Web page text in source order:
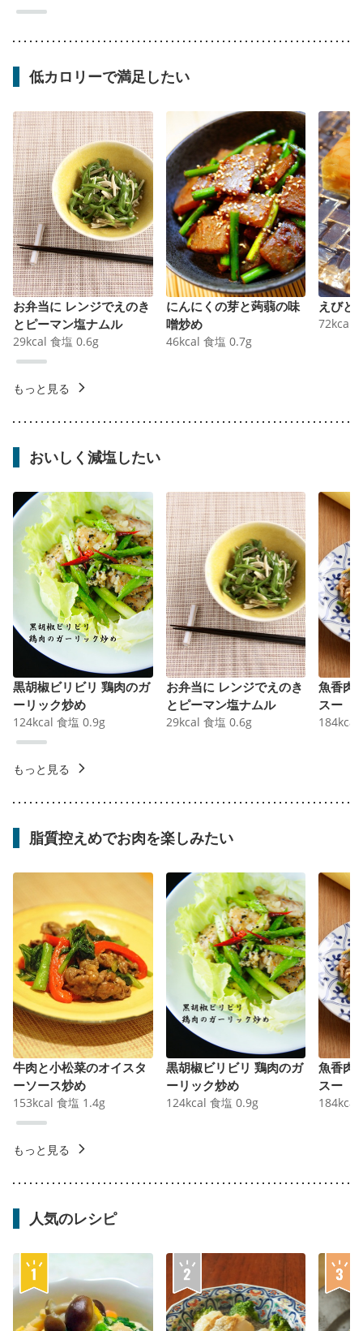
低カロリーで満足したい
お弁当に レンジでえのき
とピーマン塩ナムル
29kcal 食塩 0.6g
にんにくの芽と蒟蒻の味
噌炒め
46kcal 食塩 0.7g
えびと
72kcal
もっと見る
おいしく減塩したい
黒胡椒ビリビリ 鶏肉のガ
ーリック炒め
124kcal 食塩 0.9g
お弁当に レンジでえのき
とピーマン塩ナムル
29kcal 食塩 0.6g
魚香肉
スー
184kcal
もっと見る
脂質控えめでお肉を楽しみたい
牛肉と小松菜のオイスタ
ーソース炒め
153kcal 食塩 1.4g
黒胡椒ビリビリ 鶏肉のガ
ーリック炒め
124kcal 食塩 0.9g
魚香肉
スー
184kcal
もっと見る
人気のレシピ